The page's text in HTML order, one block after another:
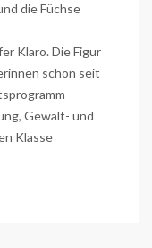
die Füchse
Klaro. Die Figur
schon seit
Gewalt- und
Klasse